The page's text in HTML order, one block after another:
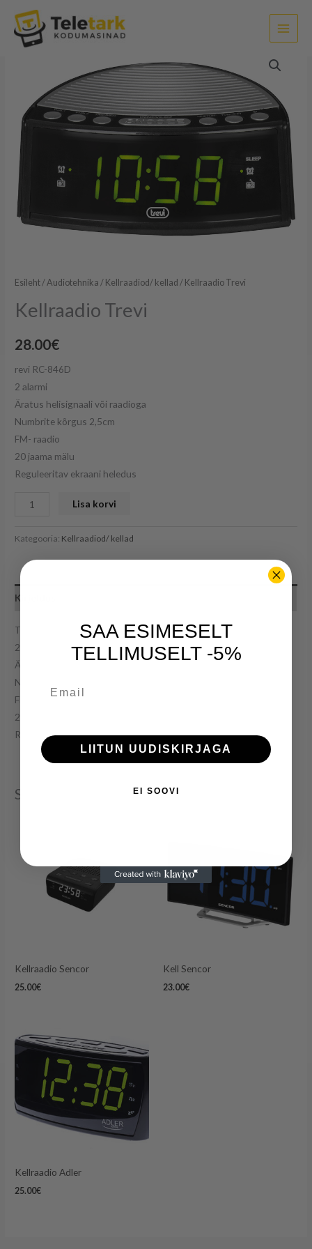
content
Esileht / Audiotehnika / Kellraadiod/ kellad / Kellraadio Trevi
Kellraadio Trevi
28.00€
revi RC-846D
2 alarmi
Äratus helisignaali või raadioga
Numbrite kõrgus 2,5cm
FM- raadio
20 jaama mälu
Reguleeritav ekraani heledus
Kellraadio
Lisa korvi
Kategooria: Kellraadiod/ kellad
Kirjeldus
Trevi RC-846D
2 alarmi
Äratus helisignaali või raadioga
Numbrite kõrgus 2,5cm
FM- raadio
20 jaama mälu
Reguleeritav ekraani heledus
Seotud tooted
Kellraadio Sencor
25.00€
Kell Sencor
23.00€
Kellraadio Adler
25.00€
SAA ESIMESELT
TELLIMUSELT -5%
LIITUN UUDISKIRJAGA
EI SOOVI